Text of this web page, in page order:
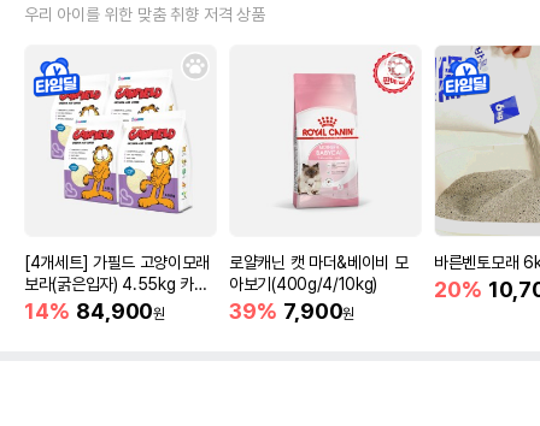
우리 아이를 위한 맞춤 취향 저격 상품
[4개세트] 가필드 고양이모래
보라(굵은입자) 4.55kg 카사
바모래
14% 84,900원
로얄캐닌 캣 마더&베이비 모
아보기(400g/4/10kg)
39% 7,900원
바른벤토모래
20%